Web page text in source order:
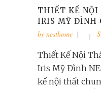
THIẾT KẾ NỘI
IRIS MỸ ĐÌNH
by nesthome
Thiết Kế Nội
Iris Mỹ Đình
kế nội thất